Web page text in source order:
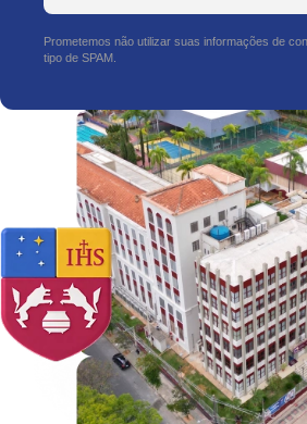
Prometemos não utilizar suas informações de
tipo de SPAM.